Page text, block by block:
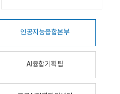
인공지능융합본부
AI융합기획팀